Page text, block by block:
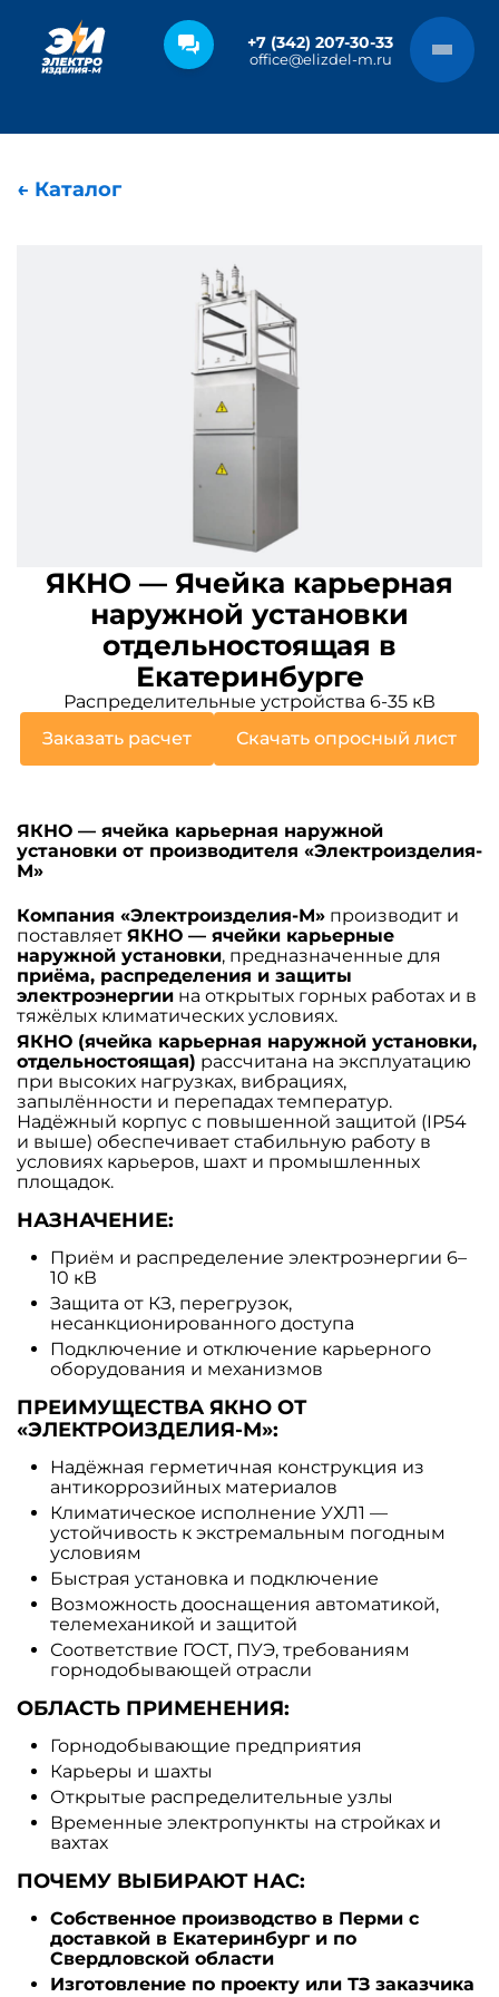
+7 (342) 207-30-33
office@elizdel-m.ru
← Каталог
ЯКНО — Ячейка карьерная
наружной установки
отдельностоящая в
Екатеринбурге
Распределительные устройства 6-35 кВ
Заказать расчет
Скачать опросный лист
ЯКНО — ячейка карьерная наружной
установки от производителя «Электроизделия-
М»
Компания «Электроизделия-М» производит и
поставляет ЯКНО — ячейки карьерные
наружной установки, предназначенные для
приёма, распределения и защиты
электроэнергии на открытых горных работах и в
тяжёлых климатических условиях.
ЯКНО (ячейка карьерная наружной установки,
отдельностоящая) рассчитана на эксплуатацию
при высоких нагрузках, вибрациях,
запылённости и перепадах температур.
Надёжный корпус с повышенной защитой (IP54
и выше) обеспечивает стабильную работу в
условиях карьеров, шахт и промышленных
площадок.
НАЗНАЧЕНИЕ:
Приём и распределение электроэнергии 6–
10 кВ
Защита от КЗ, перегрузок,
несанкционированного доступа
Подключение и отключение карьерного
оборудования и механизмов
ПРЕИМУЩЕСТВА ЯКНО ОТ
«ЭЛЕКТРОИЗДЕЛИЯ-М»:
Надёжная герметичная конструкция из
антикоррозийных материалов
Климатическое исполнение УХЛ1 —
устойчивость к экстремальным погодным
условиям
Быстрая установка и подключение
Возможность дооснащения автоматикой,
телемеханикой и защитой
Соответствие ГОСТ, ПУЭ, требованиям
горнодобывающей отрасли
ОБЛАСТЬ ПРИМЕНЕНИЯ:
Горнодобывающие предприятия
Карьеры и шахты
Открытые распределительные узлы
Временные электропункты на стройках и
вахтах
ПОЧЕМУ ВЫБИРАЮТ НАС:
Собственное производство в Перми с
доставкой в Екатеринбург и по
Свердловской области
Изготовление по проекту или ТЗ заказчика